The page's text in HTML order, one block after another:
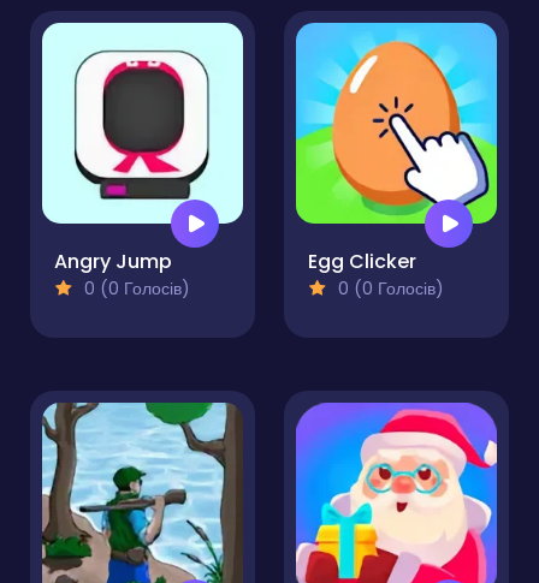
Angry Jump
0 (0 Голосів)
Egg Clicker
0 (0 Голосів)